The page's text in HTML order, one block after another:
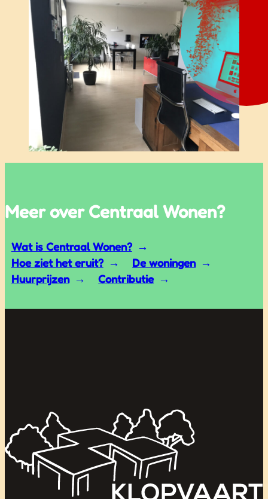
Meer over Centraal Wonen?
Wat is Centraal Wonen?
Hoe ziet het eruit?
De woningen
Huurprijzen
Contributie